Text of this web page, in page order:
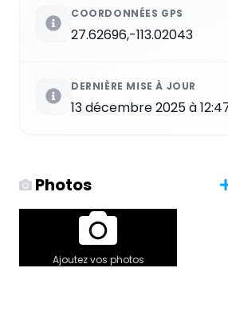
COORDONNÉES GPS
27.62696,-113.02043
DERNIÈRE MISE À JOUR
13 décembre 2025 à
Photos
Ajoutez vos photos